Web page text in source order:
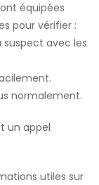
équipées
pour vérifier :
suspect avec les
normalement.
un appel
utiles sur